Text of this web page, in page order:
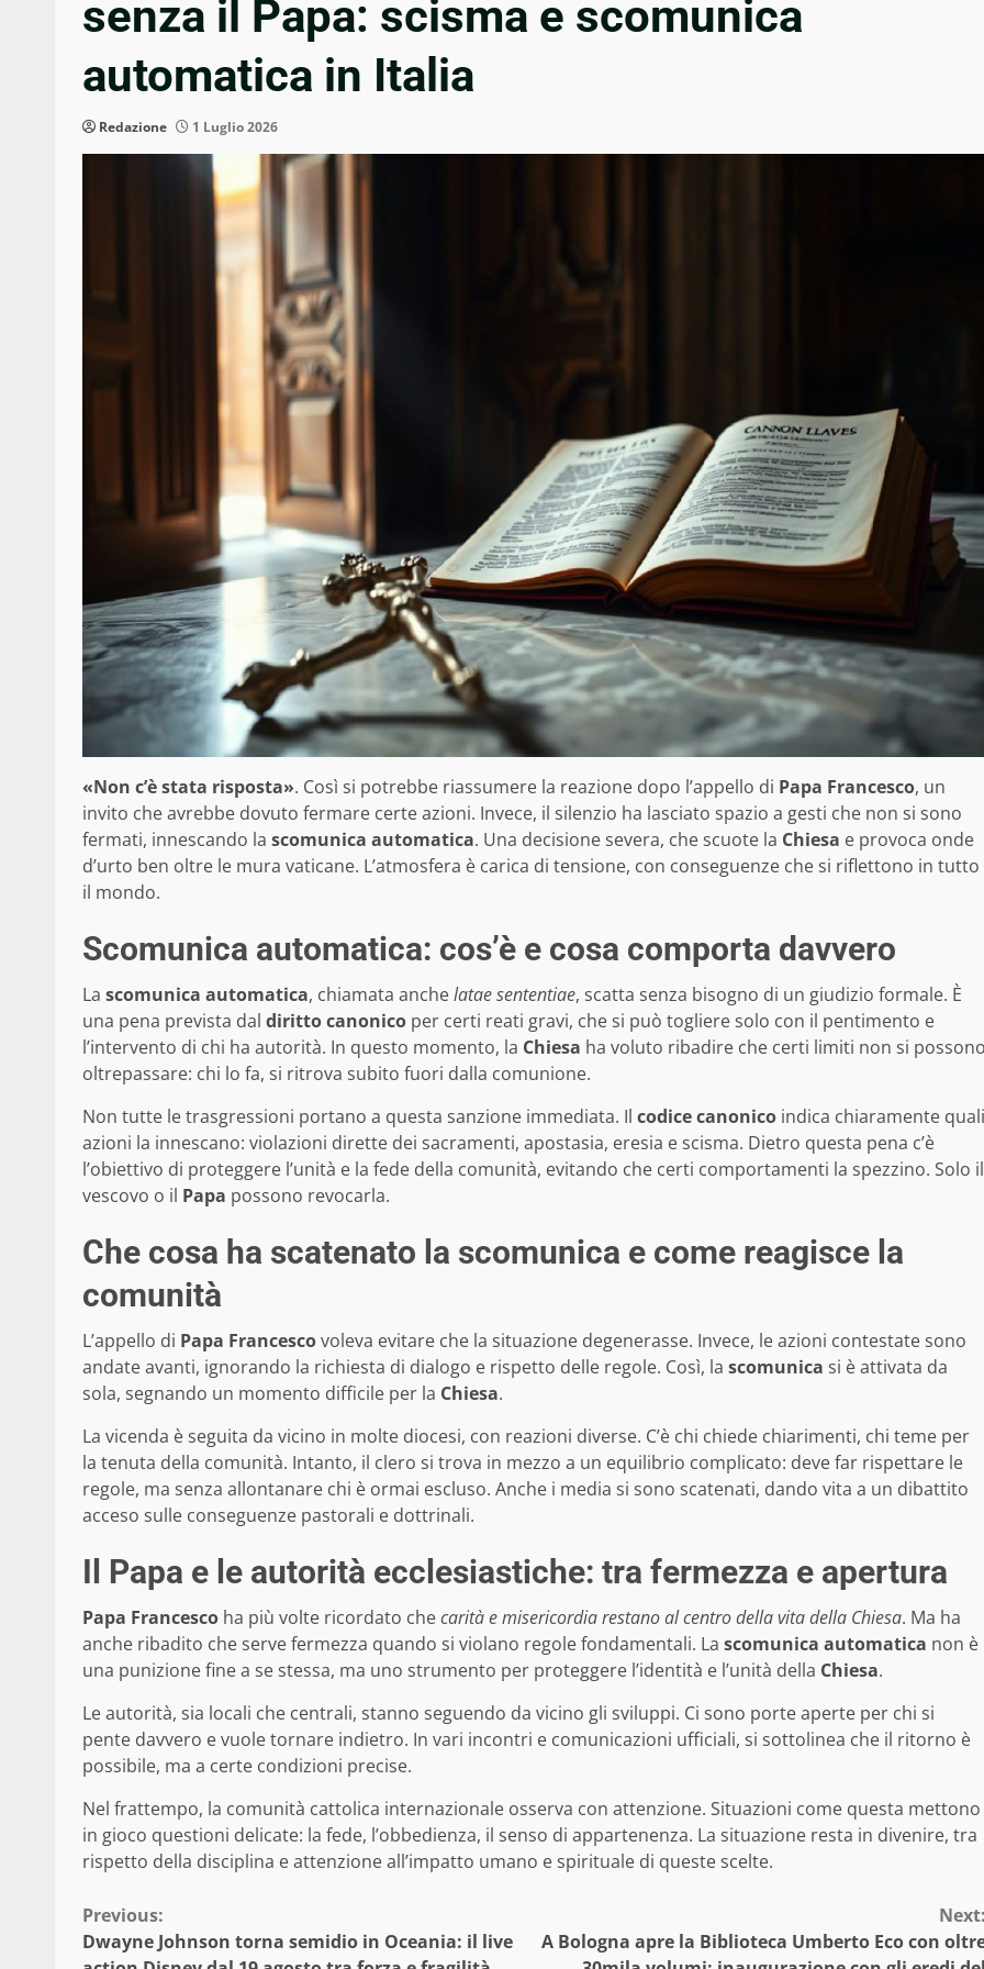
senza il Papa: scisma e scomunica
automatica in Italia
Redazione 1 Luglio 2026
«Non c’è stata risposta». Così si potrebbe riassumere la reazione dopo l’appello di Papa Francesco, un
invito che avrebbe dovuto fermare certe azioni. Invece, il silenzio ha lasciato spazio a gesti che non si sono
fermati, innescando la scomunica automatica. Una decisione severa, che scuote la Chiesa e provoca onde
d’urto ben oltre le mura vaticane. L’atmosfera è carica di tensione, con conseguenze che si riflettono in tutto
il mondo.
Scomunica automatica: cos’è e cosa comporta davvero
La scomunica automatica, chiamata anchelatae sententiae, scatta senza bisogno di un giudizio formale. È
una pena prevista dal diritto canonico per certi reati gravi, che si può togliere solo con il pentimento e
l’intervento di chi ha autorità. In questo momento, la Chiesa ha voluto ribadire che certi limiti non si
oltrepassare: chi lo fa, si ritrova subito fuori dalla comunione.
Non tutte le trasgressioni portano a questa sanzione immediata. Il codice canonico indica chiaramente quali
azioni la innescano: violazioni dirette dei sacramenti, apostasia, eresia e scisma. Dietro questa pena c’è
l’obiettivo di proteggere l’unità e la fede della comunità, evitando che certi comportamenti la spezzino. Solo il
vescovo o il Papa possono revocarla.
Che cosa ha scatenato la scomunica e come reagisce la
comunità
L’appello di Papa Francescovoleva evitare che la situazione degenerasse. Invece, le azioni contestate sono
andate avanti, ignorando la richiesta di dialogo e rispetto delle regole. Così, la scomunica si è attivata da
sola, segnando un momento difficile per la Chiesa.
La vicenda è seguita da vicino in molte diocesi, con reazioni diverse. C’è chi chiede chiarimenti, chi teme per
la tenuta della comunità. Intanto, il clero si trova in mezzo a un equilibrio complicato: deve far rispettare le
regole, ma senza allontanare chi è ormai escluso. Anche i media si sono scatenati, dando vita a un dibattito
acceso sulle conseguenze pastorali e dottrinali.
Il Papa e le autorità ecclesiastiche: tra fermezza e apertura
Papa Francesco ha più volte ricordato checarità e misericordia restano al centro della vita della Chiesa. Ma ha
anche ribadito che serve fermezza quando si violano regole fondamentali. La scomunica automatica non è
una punizione fine a se stessa, ma uno strumento per proteggere l’identità e l’unità della Chiesa.
Le autorità, sia locali che centrali, stanno seguendo da vicino gli sviluppi. Ci sono porte aperte per chi si
pente davvero e vuole tornare indietro. In vari incontri e comunicazioni ufficiali, si sottolinea che il ritorno è
possibile, ma a certe condizioni precise.
Nel frattempo, la comunità cattolica internazionale osserva con attenzione. Situazioni come questa mettono
in gioco questioni delicate: la fede, l’obbedienza, il senso di appartenenza. La situazione resta in divenire, tra
rispetto della disciplina e attenzione all’impatto umano e spirituale di queste scelte.
Continue
Previous:
Dwayne Johnson torna semidio in Oceania: il live
A Bologna apre la Biblioteca Umberto Eco con